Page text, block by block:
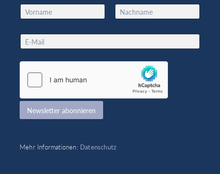
N
a
e
*
*
a
m
E
m
i
Newsletter abonnieren
Mehr Informationen: Datenschutz